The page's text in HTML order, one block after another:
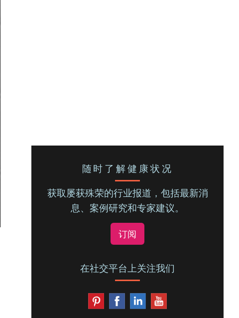
随时了解健康状况
获取屡获殊荣的行业报道，包括最新消
息、案例研究和专家建议。
订阅
在社交平台上关注我们